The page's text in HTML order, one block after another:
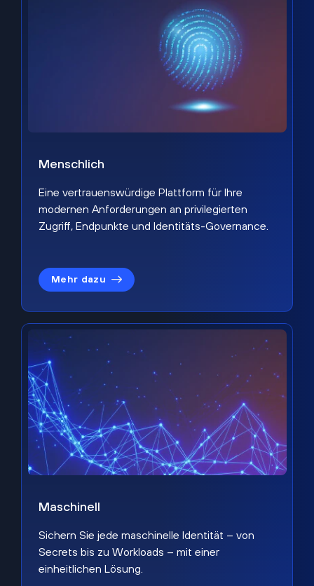
Menschlich
Eine vertrauenswürdige Plattform für Ihre
modernen Anforderungen an privilegierten
Zugriff, Endpunkte und Identitäts-Governance.
Mehr dazu
Maschinell
Sichern Sie jede maschinelle Identität – von
Secrets bis zu Workloads – mit einer
einheitlichen Lösung.